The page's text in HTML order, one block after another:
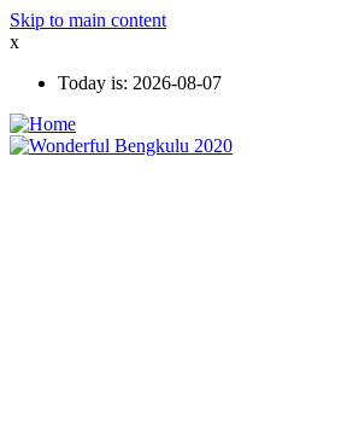
Skip to main content
x
Today is: 2026-08-07